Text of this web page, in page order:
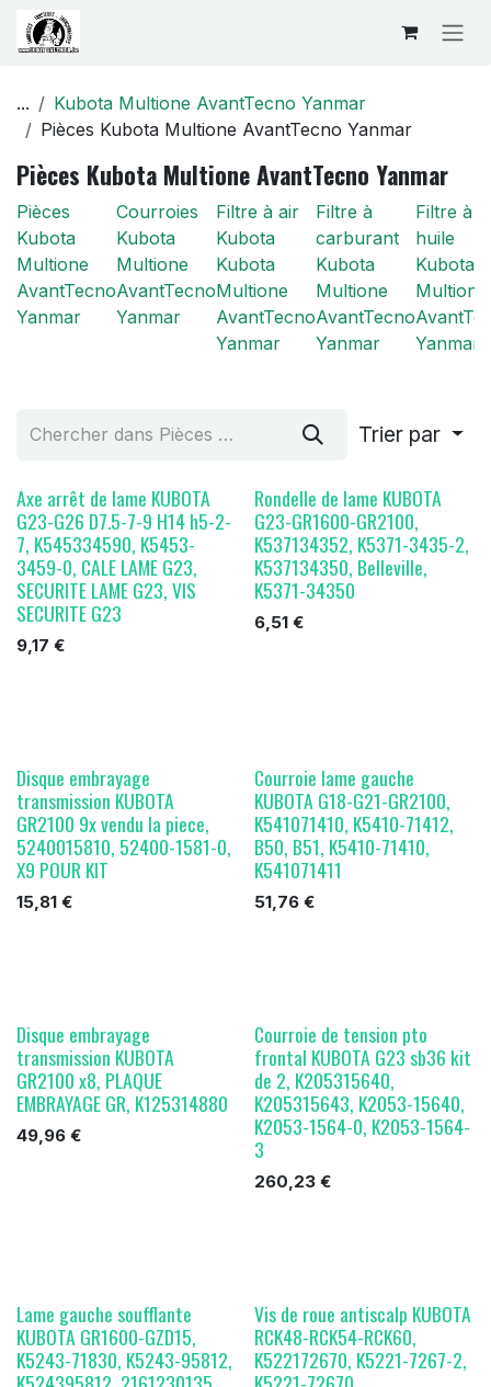
Se rendre au contenu
...
Kubota Multione AvantTecno Yanmar
Pièces Kubota Multione AvantTecno Yanmar
Pièces Kubota Multione AvantTecno Yanmar
Pièces
Kubota
Multione
AvantTecno
Yanmar
Courroies
Kubota
Multione
AvantTecno
Yanmar
Filtre à air
Kubota
Kubota
Multione
AvantTecno
Yanmar
Filtre à
carburant
Kubota
Multione
AvantTecno
Yanmar
Filtre à
huile
Kubota
Multione
Yanmar
Trier par
Axe arrêt de lame KUBOTA
G23-G26 D7.5-7-9 H14 h5-2-
7, K545334590, K5453-
3459-0, CALE LAME G23,
SECURITE LAME G23, VIS
SECURITE G23
9,17 €
Rondelle de lame KUBOTA
G23-GR1600-GR2100,
K537134352, K5371-3435-2,
K537134350, Belleville,
K5371-34350
6,51€
Disque embrayage
transmission KUBOTA
GR2100 9x vendu la piece,
5240015810, 52400-1581-0,
X9 POUR KIT
15,81 €
Courroie lame gauche
KUBOTA G18-G21-GR2100,
K541071410, K5410-71412,
B50, B51, K5410-71410,
K541071411
51,76€
Disque embrayage
transmission KUBOTA
GR2100 x8, PLAQUE
EMBRAYAGE GR, K125314880
49,96 €
Courroie de tension pto
frontal KUBOTA G23 sb36 kit
de 2, K205315640,
K205315643, K2053-15640,
K2053-1564-0, K2053-1564-
3
260,23€
Lame gauche soufflante
KUBOTA GR1600-GZD15,
K5243-71830, K5243-95812,
Vis de roue antiscalp KUBOTA
RCK48-RCK54-RCK60,
K522172670, K5221-7267-2,